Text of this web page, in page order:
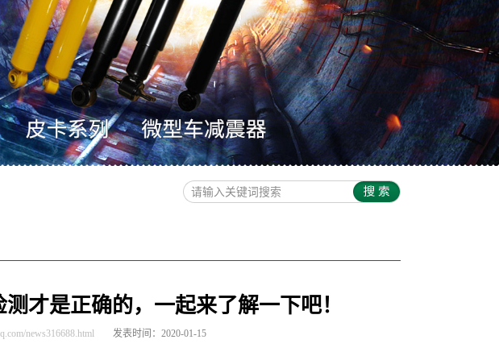
才是正确的，一起来了解一下吧！
news316688.html 发表时间：2020-01-15